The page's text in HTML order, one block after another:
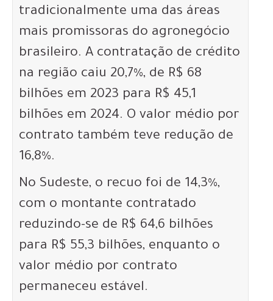
tradicionalmente uma das áreas
mais promissoras do agronegócio
brasileiro. A contratação de crédito
na região caiu 20,7%, de R$ 68
bilhões em 2023 para R$ 45,1
bilhões em 2024. O valor médio por
contrato também teve redução de
16,8%.
No Sudeste, o recuo foi de 14,3%,
com o montante contratado
reduzindo-se de R$ 64,6 bilhões
para R$ 55,3 bilhões, enquanto o
valor médio por contrato
permaneceu estável.